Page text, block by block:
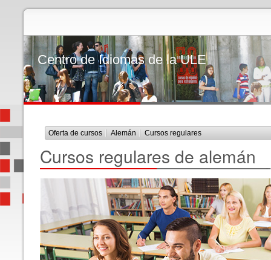
Centro de Idiomas de la ULE
Oferta de cursos Alemán Cursos regulares
Cursos regulares de alemán